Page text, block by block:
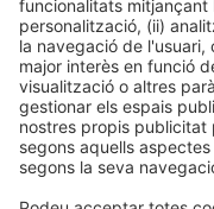
LLegir més